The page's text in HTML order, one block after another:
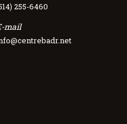
255-6460
mail